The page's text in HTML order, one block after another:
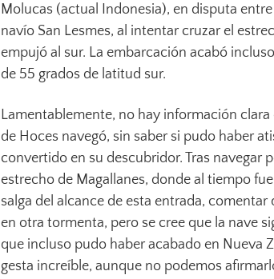
Molucas (actual Indonesia), en disputa
navío San Lesmes, al intentar cruzar el
empujó al sur. La embarcación acabó
de 55 grados de latitud sur.
Lamentablemente, no hay información
de Hoces navegó, sin saber si pudo haber
convertido en su descubridor. Tras navegar
estrecho de Magallanes, donde al tiempo
salga del alcance de esta entrada, comentar
en otra tormenta, pero se cree que la nave
que incluso pudo haber acabado en Nueva
gesta increíble, aunque no podemos